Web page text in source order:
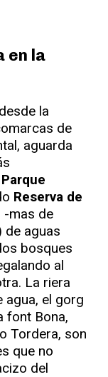
en la
la
de
aguarda
Parque
Reserva de
-mas de
de aguas
bosques
al
La riera
agua, el gorg
font Bona,
Tordera, son
que no
del